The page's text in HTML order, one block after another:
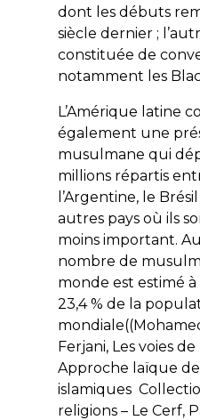
dont les débuts
siècle dernier ;
constituée de
notamment les
L’Amérique latine
également une
musulmane qui
millions répartis
l’Argentine, le
autres pays où ils
moins important.
nombre de
monde est estimé à
23,4 % de la
Ferjani, Les voies de
Approche laïque
islamiques
religions – Le Cerf,